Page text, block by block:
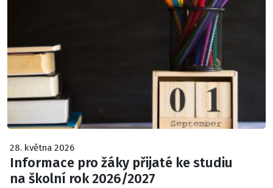
28. května 2026
Informace pro žáky přijaté ke studiu
na školní rok 2026/2027